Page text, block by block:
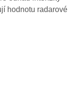
hodnotu radarové